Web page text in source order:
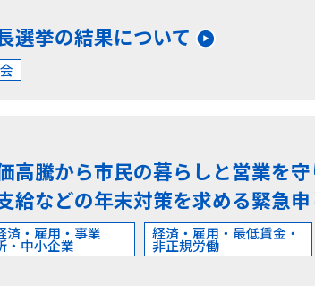
選挙の結果について
高騰から市民の暮らしと営業を
給などの年末対策を求める緊急
済・雇用・事業
・中小企業
経済・雇用・最低賃金・
非正規労働